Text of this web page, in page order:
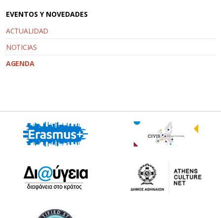
EVENTOS Y NOVEDADES
ACTUALIDAD
NOTICIAS
AGENDA